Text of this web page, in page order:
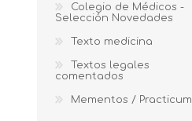
Colegio de Médicos -
Selección Novedades
Texto medicina
Textos legales
comentados
Mementos / Practicum